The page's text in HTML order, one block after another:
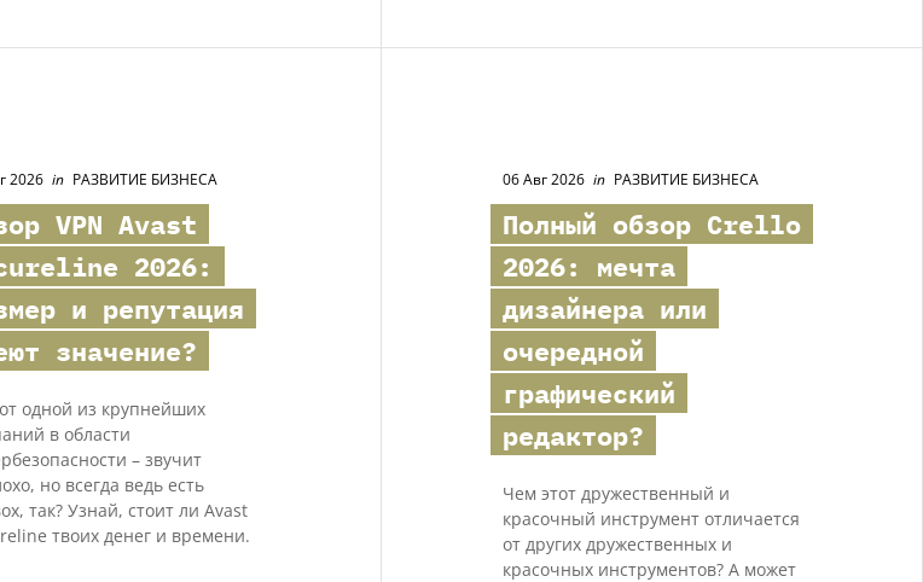
2026 in РАЗВИТИЕ БИЗНЕСА
VPN Avast
2026:
и репутация
значение?
одной из крупнейших
в области
– звучит
но всегда ведь есть
так? Узнай, стоит ли Avast
твоих денег и времени.
06 Авг 2026 in РАЗВИТИЕ БИЗНЕСА
Полный обзор Crello
2026: мечта
дизайнера или
очередной
графический
редактор?
Чем этот дружественный и
красочный инструмент отличается
от других дружественных и
красочных инструментов? А может